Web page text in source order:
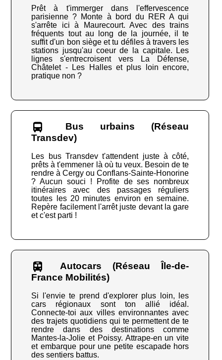
Prêt à t'immerger dans l'effervescence
parisienne ? Monte à bord du RER A qui
s'arrête ici à Maurecourt. Avec des trains
fréquents tout au long de la journée, il te
suffit d'un bon siège et tu défiles à travers les
stations jusqu'au coeur de la capitale. Les
lignes s'entrecroisent vers La Défense,
Châtelet - Les Halles et plus loin encore,
pratique non ?
Bus urbains (Réseau
Transdev)
Les bus Transdev t'attendent juste à côté,
prêts à t'emmener là où tu veux. Besoin de te
rendre à Cergy ou Conflans-Sainte-Honorine
? Aucun souci ! Profite de ses nombreux
itinéraires avec des passages réguliers
toutes les 20 minutes environ en semaine.
Repère facilement l'arrêt juste devant la gare
et c'est parti !
Autocars (Réseau Île-de-
France Mobilités)
Si l'envie te prend d'explorer plus loin, les
cars régionaux sont ton allié idéal.
Connecte-toi aux villes environnantes avec
des trajets quotidiens qui te permettent de te
rendre dans des destinations comme
Mantes-la-Jolie et Poissy. Attrape-en un vite
et embarque pour une petite escapade hors
des sentiers battus.